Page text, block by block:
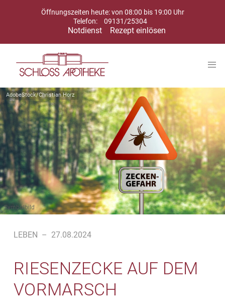
Öffnungszeiten heute: von 08:00 bis 19:00 Uhr
Telefon:
09131/25304
Notdienst Rezept einlösen
AdobeStock/Christian Horz
Symbolbild
LEBEN – 27.08.2024
RIESENZECKE AUF DEM
VORMARSCH